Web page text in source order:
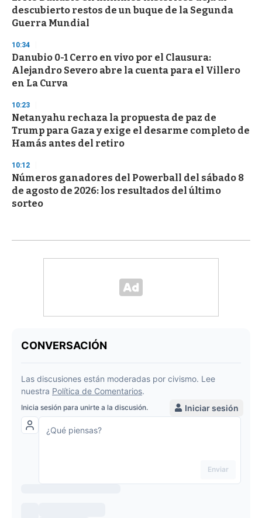
descubierto restos de un buque de la Segunda
Guerra Mundial
10:34
Danubio 0-1 Cerro en vivo por el Clausura:
Alejandro Severo abre la cuenta para el Villero
en La Curva
10:23
Netanyahu rechaza la propuesta de paz de
Trump para Gaza y exige el desarme completo de
Hamás antes del retiro
10:12
Números ganadores del Powerball del sábado 8
de agosto de 2026: los resultados del último
sorteo